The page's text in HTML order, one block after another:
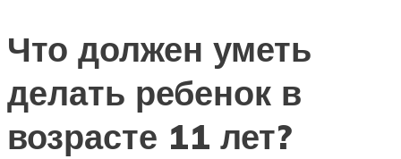
Что должен уметь
делать ребенок в
возрасте 11 лет?